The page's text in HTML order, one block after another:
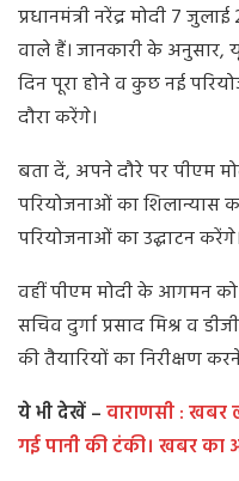
प्रधानमंत्री नरेंद्र मोदी 7
वाले हैं। जानकारी के
दिन पूरा होने व कुछ नई
दौरा करेंगे।
बता दें, अपने दौरे पर पीएम
परियोजनाओं का शिलान्यास
परियोजनाओं का उद्घाटन करेंगे।
वहीं पीएम मोदी के आगमन
सचिव दुर्गा प्रसाद मिश्र व
की तैयारियों का निरीक्षण
ये भी देखें –वाराणसी : खबर
गई पानी की टंकी। खबर का